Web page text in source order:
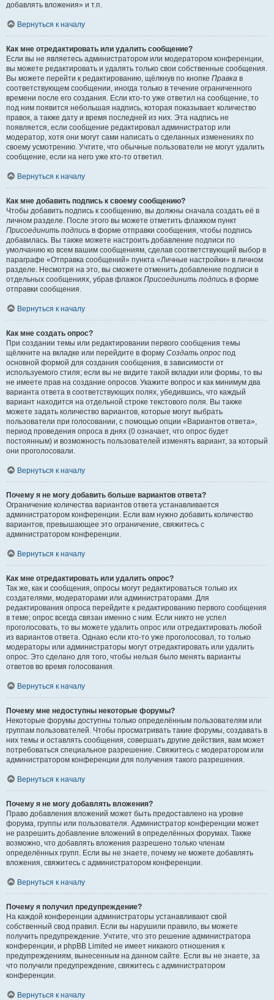
добавлять вложения» и т.п.
Вернуться к началу
Как мне отредактировать или удалить сообщение?
Если вы не являетесь администратором или модератором конференции,
вы можете редактировать и удалять только свои собственные сообщения.
Вы можете перейти к редактированию, щёлкнув по кнопке Правка в
соответствующем сообщении, иногда только в течение ограниченного
времени после его создания. Если кто-то уже ответил на сообщение, то
под ним появится небольшая надпись, которая показывает количество
правок, а также дату и время последней из них. Эта надпись не
появляется, если сообщение редактировал администратор или
модератор, хотя они могут сами написать о сделанных изменениях по
своему усмотрению. Учтите, что обычные пользователи не могут удалить
сообщение, если на него уже кто-то ответил.
Вернуться к началу
Как мне добавить подпись к своему сообщению?
Чтобы добавить подпись к сообщению, вы должны сначала создать её в
личном разделе. После этого вы можете отметить флажком пункт
Присоединить подпись в форме отправки сообщения, чтобы подпись
добавилась. Вы также можете настроить добавление подписи по
умолчанию ко всем вашим сообщениям, сделав соответствующий выбор в
параграфе «Отправка сообщений» пункта «Личные настройки» в личном
разделе. Несмотря на это, вы сможете отменить добавление подписи в
отдельных сообщениях, убрав флажок Присоединить подпись в форме
отправки сообщения.
Вернуться к началу
Как мне создать опрос?
При создании темы или редактировании первого сообщения темы
щёлкните на вкладке или перейдите в форму Создать опрос под
основной формой для создания сообщения, в зависимости от
используемого стиля; если вы не видите такой вкладки или формы, то вы
не имеете прав на создание опросов. Укажите вопрос и как минимум два
варианта ответа в соответствующих полях, убедившись, что каждый
вариант находится на отдельной строке текстового поля. Вы также
можете задать количество вариантов, которые могут выбрать
пользователи при голосовании, с помощью опции «Вариантов ответа»,
период проведения опроса в днях (0 означает, что опрос будет
постоянным) и возможность пользователей изменять вариант, за который
они проголосовали.
Вернуться к началу
Почему я не могу добавить больше вариантов ответа?
Ограничение количества вариантов ответа устанавливается
администратором конференции. Если вам нужно добавить количество
вариантов, превышающее это ограничение, свяжитесь с
администратором конференции.
Вернуться к началу
Как мне отредактировать или удалить опрос?
Так же, как и сообщения, опросы могут редактироваться только их
создателями, модераторами или администраторами. Для
редактирования опроса перейдите к редактированию первого сообщения
в теме; опрос всегда связан именно с ним. Если никто не успел
проголосовать, то вы можете удалить опрос или отредактировать любой
из вариантов ответа. Однако если кто-то уже проголосовал, то только
модераторы или администраторы могут отредактировать или удалить
опрос. Это сделано для того, чтобы нельзя было менять варианты
ответов во время голосования.
Вернуться к началу
Почему мне недоступны некоторые форумы?
Некоторые форумы доступны только определённым пользователям или
группам пользователей. Чтобы просматривать такие форумы, создавать в
них темы и оставлять сообщения, совершать другие действия, вам может
потребоваться специальное разрешение. Свяжитесь с модератором или
администратором конференции для получения такого разрешения.
Вернуться к началу
Почему я не могу добавлять вложения?
Право добавления вложений может быть предоставлено на уровне
форума, группы или пользователя. Администратор конференции может
не разрешить добавление вложений в определённых форумах. Также
возможно, что добавлять вложения разрешено только членам
определённых групп. Если вы не знаете, почему не можете добавлять
вложения, свяжитесь с администратором конференции.
Вернуться к началу
Почему я получил предупреждение?
На каждой конференции администраторы устанавливают свой
собственный свод правил. Если вы нарушили правило, вы можете
получить предупреждение. Учтите, что это решение администратора
конференции, и phpBB Limited не имеет никакого отношения к
предупреждениям, вынесенным на данном сайте. Если вы не знаете, за
что получили предупреждение, свяжитесь с администратором
конференции.
Вернуться к началу